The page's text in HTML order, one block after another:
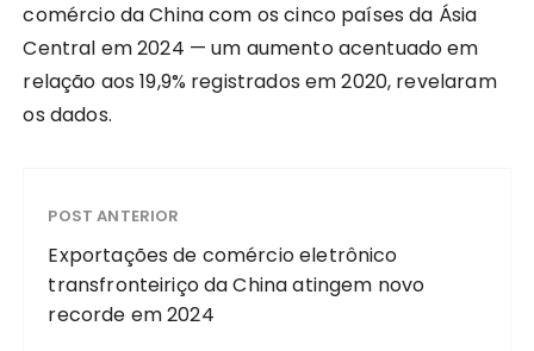
comércio da China com os cinco países da Ásia
Central em 2024 — um aumento acentuado em
relação aos 19,9% registrados em 2020, revelaram
os dados.
POST ANTERIOR
Exportações de comércio eletrônico
transfronteiriço da China atingem novo
recorde em 2024